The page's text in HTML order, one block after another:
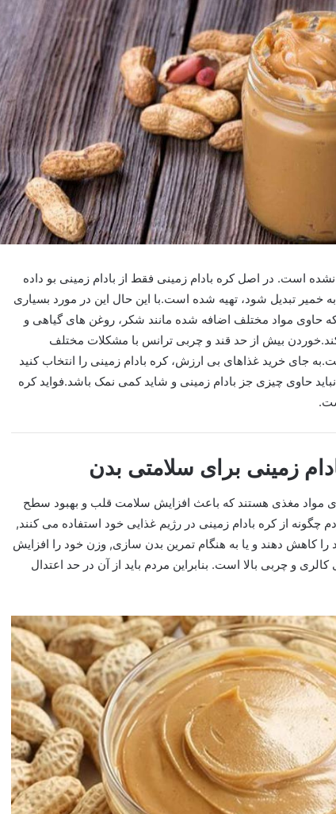
است. در اصل کره بادام زمینی فقط از بادام زمینی بو داده
تبدیل شود، تهیه شده است.با این حال این در مورد بسیاری
حاوی مواد مختلف اضافه شده مانند شکر، روغن های گیاهی و
بیش از حد قند و چربی ترانس با مشکلات مختلف
جای خرید غذاهای بی ارزش، کره بادام زمینی را انتخاب کنید
حاوی چیزی جز بادام زمینی و شاید کمی نمک باشد.فواید کره
زمینی برای سلامتی بدن
مواد مغذی هستند که باعث افزایش سلامت قلب و بهبود سطح
از کره بادام زمینی در رژیم غذایی خود استفاده می کنند,
را کاهش دهند و یا به هنگام تمرین بدن سازی, وزن خود را افزایش
و چربی بالا است. بنابراین مردم باید از آن در حد اعتدال